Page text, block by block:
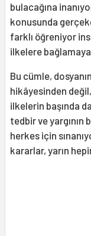
bulacağına
konusunda
farklı öğreniyor
ilkelere bağlamaya
Bu cümle,
hikâyesinden
ilkelerin başında
tedbir ve yargının
herkes için
kararlar, yarın